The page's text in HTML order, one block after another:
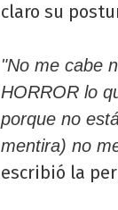
claro su
"No me cabe
HORROR lo
porque no
mentira) no
escribió la